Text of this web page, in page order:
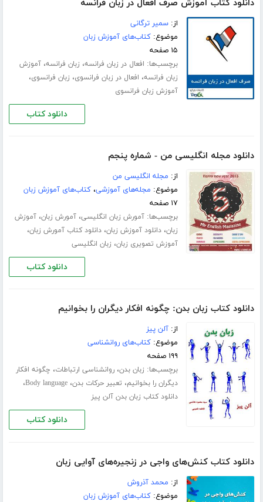
دانلود کتاب آموزش صرف افعال در زبان فرانسه
از:سمیر ترگانی
موضوع:کتاب‌های آموزش زبان
۱۵ صفحه
برچسب‌ها: افعال در زبان فرانسه، زبان فرانسه،آموزش
زبان فرانسه، افعال در زبان فرانسوی، زبان فرانسوی،
آموزش زبان فرانسوی
دانلود کتاب
دانلود مجله انگلیسی من - شماره پنجم
از: مجله انگلیسی من
موضوع: مجله‌های آموزشی،کتاب‌های آموزش زبان
۱۷ صفحه
برچسب‌ها:آمورش زبان انگلیسی،آمورش زبان،آموزش
زبان،دانلود آموزش زبان،دانلود کتاب آمورش زبان،
آموزش تصویری زبان، زبان انگلیسی
دانلود کتاب
دانلود کتاب زبان بدن: چگونه افکار دیگران را بخوانیم
از:آلن پیز
موضوع:کتاب‌های روانشناسی
۱۹۹ صفحه
برچسب‌ها: زبان بدن،روانشناسی ارتباطات، چگونه افکار
دیگران را بخوانیم، تعبیر حرکات بدن،Body language،
دانلود کتاب زبان بدن آلن پیز
دانلود کتاب
دانلود کتاب کنش‌های واجی در زنجیره‌های آوایی زبان
از: محمد آذروش
موضوع:کتاب‌های آموزش زبان